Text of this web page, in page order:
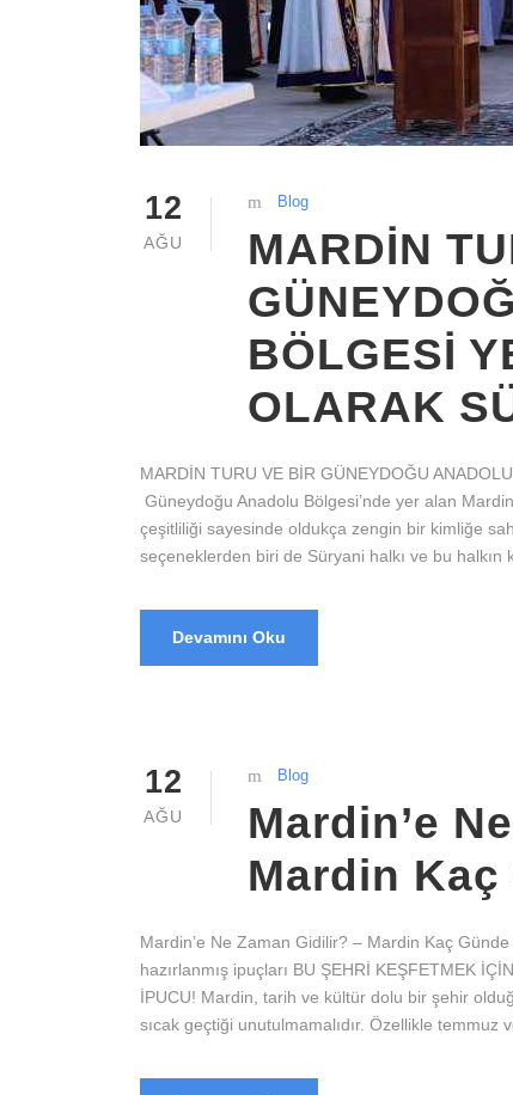
12
AĞU
Blog
MARDİN
BÖLGESİ
OLARAK
MARDİN TURU VE BİR GÜNEYDOĞU
Güneydoğu Anadolu Bölgesi’nde yer alan
çeşitliliği sayesinde oldukça zengin bir kimliğe
seçeneklerden biri de Süryani halkı ve bu halkın
Devamını Oku
12
AĞU
Blog
Mardin’e
Mardin
Mardin’e Ne Zaman Gidilir? – Mardin Kaç
hazırlanmış ipuçları BU ŞEHRİ KEŞFETMEK
İPUCU! Mardin, tarih ve kültür dolu bir şehir
sıcak geçtiği unutulmamalıdır. Özellikle temmuz